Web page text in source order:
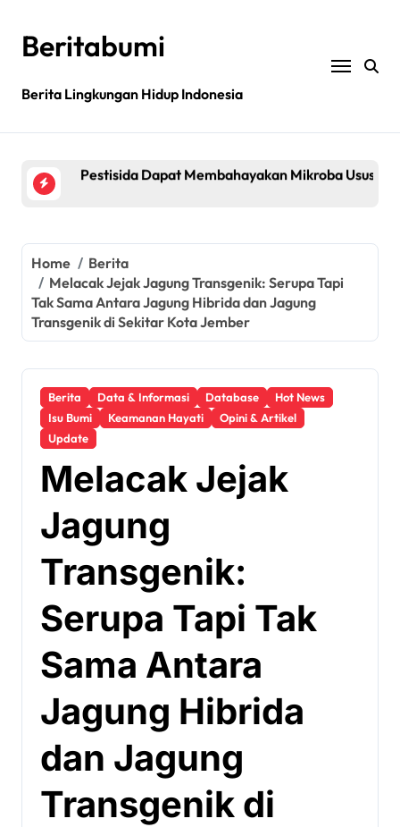
contentBeritabumi
Berita Lingkungan Hidup Indonesia
Bagaimana rantai pasokan global yang tidak
Penemuan gen padi dapat mengurangi
Bagaimana rantai pasokan global yang tidak
Filipina: MASIPAG Menentang Persetujuan Beras
Home
Berita
Melacak Jejak Jagung Transgenik: Serupa Tapi
Tak Sama Antara Jagung Hibrida dan Jagung
Transgenik di Sekitar Kota Jember
Berita Data & Informasi Database
Hot News
Isu Bumi
Keamanan Hayati
Opini & Artikel
Update
Melacak Jejak
Jagung
Transgenik:
Serupa Tapi Tak
Sama Antara
Jagung Hibrida
dan Jagung
Transgenik di